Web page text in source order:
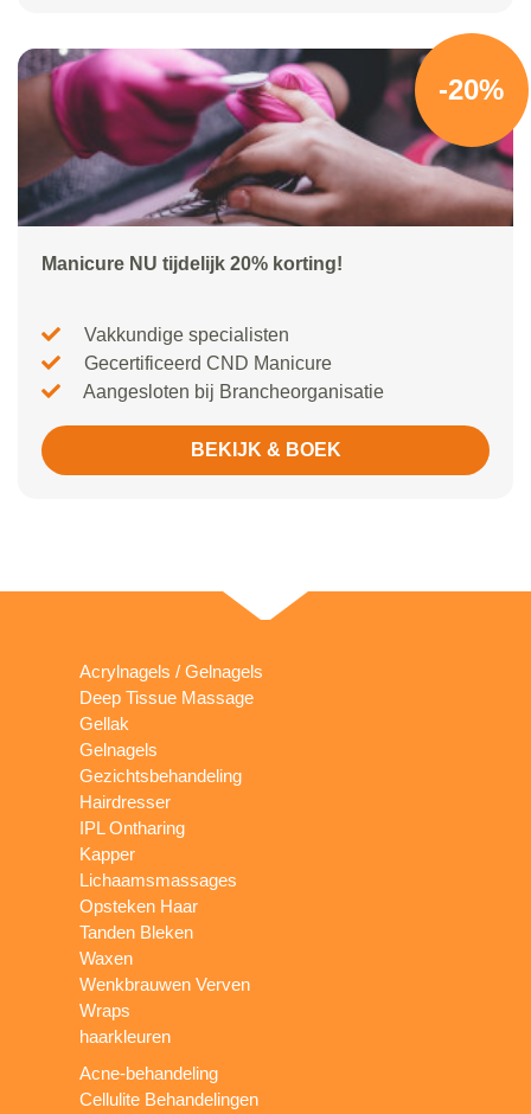
-20%
Manicure NU tijdelijk 20% korting!
Vakkundige specialisten
Gecertificeerd CND Manicure
Aangesloten bij Brancheorganisatie
BEKIJK & BOEK
Acrylnagels / Gelnagels
Deep Tissue Massage
Gellak
Gelnagels
Gezichtsbehandeling
Hairdresser
IPL Ontharing
Kapper
Lichaamsmassages
Opsteken Haar
Tanden Bleken
Waxen
Wenkbrauwen Verven
Wraps
haarkleuren
Acne-behandeling
Cellulite Behandelingen